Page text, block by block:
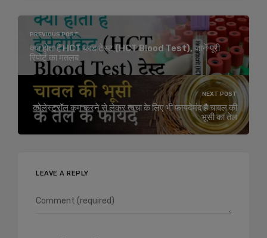
PREVIOUS POST
क्या होता है HCT ब्लड टेस्ट (HCT Blood Test), जानें पूरी
रिपोर्ट का मतलब
NEXT POST
कोलेस्ट्रॉल कम करने से लेकर त्वचा के लिए भी फायदेमंद है चावल की
भूसी का तेल
LEAVE A REPLY